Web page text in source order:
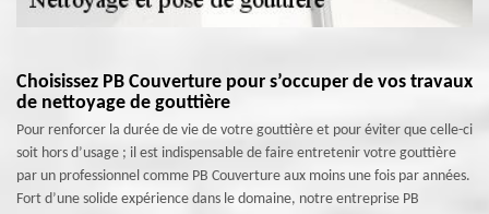
Choisissez PB Couverture pour s’occuper de vos travaux
de nettoyage de gouttière
Pour renforcer la durée de vie de votre gouttière et pour éviter que celle-ci
soit hors d’usage ; il est indispensable de faire entretenir votre gouttière
par un professionnel comme PB Couverture aux moins une fois par années.
Fort d’une solide expérience dans le domaine, notre entreprise PB